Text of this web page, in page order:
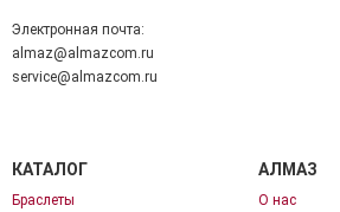
Электронная почта:
almaz@almazcom.ru
service@almazcom.ru
КАТАЛОГ
Браслеты
АЛМАЗ
О нас